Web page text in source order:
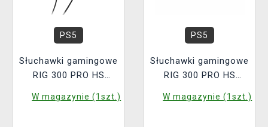
PS5
Słuchawki gamingowe
RIG 300 PRO HS
W magazynie (1szt.)
PS5
Słuchawki gamingowe
RIG 300 PRO HS
W magazynie (1szt.)